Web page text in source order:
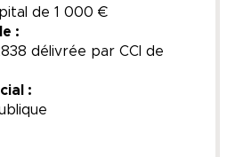
de 1 000 €
:
délivrée par CCI de
: